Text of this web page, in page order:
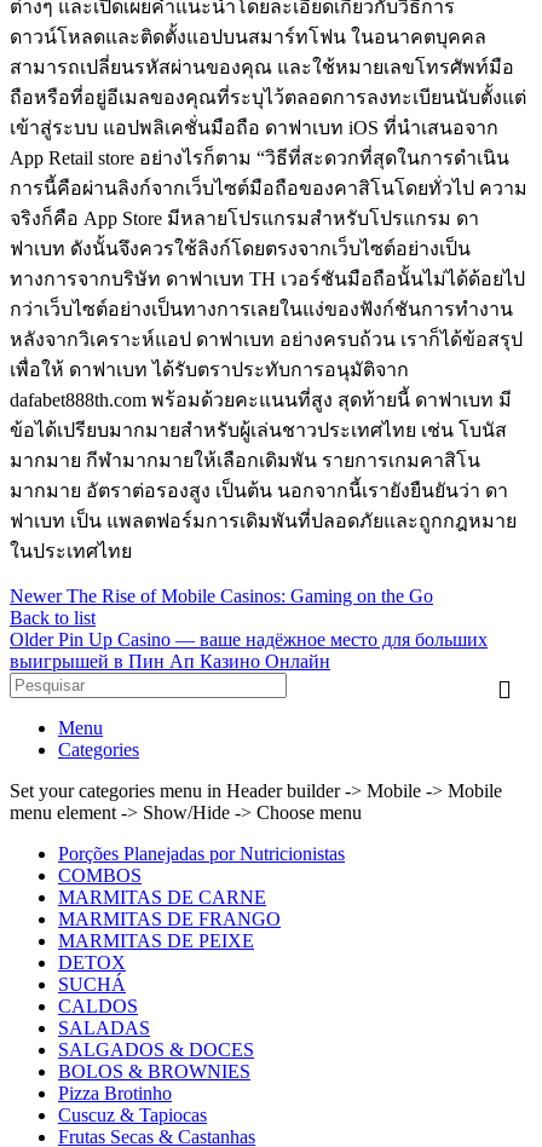
ต่างๆ และเปิดเผยคำแนะนำโดยละเอียดเกี่ยวกับวิธีการ
ดาวน์โหลดและติดตั้งแอปบนสมาร์ทโฟน ในอนาคตบุคคล
สามารถเปลี่ยนรหัสผ่านของคุณ และใช้หมายเลขโทรศัพท์มือ
ถือหรือที่อยู่อีเมลของคุณที่ระบุไว้ตลอดการลงทะเบียนนับตั้งแต่
เข้าสู่ระบบ แอปพลิเคชั่นมือถือ ดาฟาเบท iOS ที่นำเสนอจาก
App Retail store อย่างไรก็ตาม “วิธีที่สะดวกที่สุดในการดำเนิน
การนี้คือผ่านลิงก์จากเว็บไซต์มือถือของคาสิโนโดยทั่วไป ความ
จริงก็คือ App Store มีหลายโปรแกรมสำหรับโปรแกรม ดา
ฟาเบท ดังนั้นจึงควรใช้ลิงก์โดยตรงจากเว็บไซต์อย่างเป็น
ทางการจากบริษัท ดาฟาเบท TH เวอร์ชันมือถือนั้นไม่ได้ด้อยไป
กว่าเว็บไซต์อย่างเป็นทางการเลยในแง่ของฟังก์ชันการทำงาน
หลังจากวิเคราะห์แอป ดาฟาเบท อย่างครบถ้วน เราก็ได้ข้อสรุป
เพื่อให้ ดาฟาเบท ได้รับตราประทับการอนุมัติจาก
dafabet888th.com พร้อมด้วยคะแนนที่สูง สุดท้ายนี้ ดาฟาเบท มี
ข้อได้เปรียบมากมายสำหรับผู้เล่นชาวประเทศไทย เช่น โบนัส
มากมาย กีฬามากมายให้เลือกเดิมพัน รายการเกมคาสิโน
มากมาย อัตราต่อรองสูง เป็นต้น นอกจากนี้เรายังยืนยันว่า ดา
ฟาเบท เป็น แพลตฟอร์มการเดิมพันที่ปลอดภัยและถูกกฎหมาย
ในประเทศไทย
Newer The Rise of Mobile Casinos: Gaming on the Go
Back to list
Older Pin Up Casino — ваше надёжное место для больших
выигрышей в Пин Ап Казино Онлайн
Menu
Categories
Set your categories menu in Header builder -> Mobile -> Mobile
menu element -> Show/Hide -> Choose menu
Porções Planejadas por Nutricionistas
COMBOS
MARMITAS DE CARNE
MARMITAS DE FRANGO
MARMITAS DE PEIXE
DETOX
SUCHÁ
CALDOS
SALADAS
SALGADOS & DOCES
BOLOS & BROWNIES
Pizza Brotinho
Cuscuz & Tapiocas
Frutas Secas & Castanhas